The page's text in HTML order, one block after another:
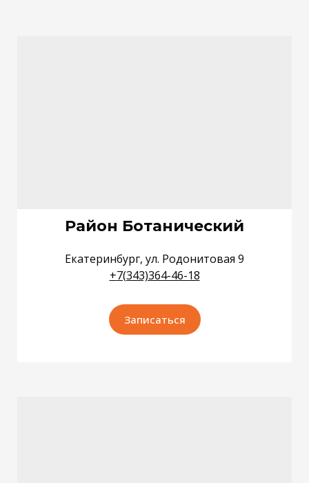
Район Ботанический
Екатеринбург, ул. Родонитовая 9
+7(343)364-46-18
Записаться